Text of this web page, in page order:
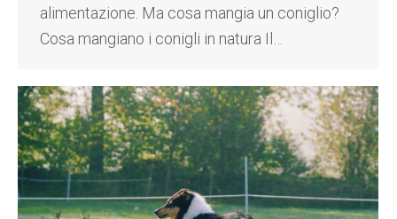
alimentazione. Ma cosa mangia un coniglio?
Cosa mangiano i conigli in natura Il…